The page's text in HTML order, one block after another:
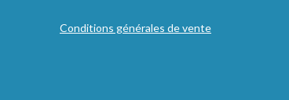
Conditions générales de vente